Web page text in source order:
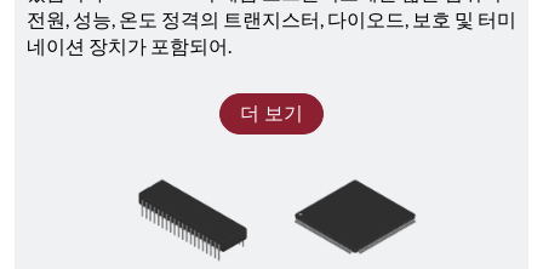
전원, 성능, 온도 정격의 트랜지스터, 다이오드, 보호 및 터미
네이션 장치가 포함되어.
더 보기